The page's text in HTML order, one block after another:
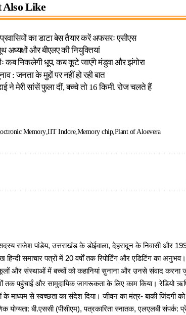
Also Like
का डाटा बेस तैयार करें अफसरः एसीएस
अध्यक्षों और बीएलए की नियुक्तियां
कब निकलेगी धूप, कब कूटे जाएंगे मंडुवा और झंगोरा
: जनता के मुद्दों पर नहीं हो रही बात
ने मेरी सांसें फुला दीं, बच्चे तो 16 किमी. रोज चलते हैं
Memory IIT Indore Memory chip Plant of Aloevera
राजेश पांडेय, उत्तराखंड के डोईवाला, देहरादून के निवासी और
समाचार पत्रों में 20 वर्षों तक रिपोर्टिंग और एडिटिंग का
और संस्थाओं में बच्चों को कहानियां सुनाना और उनसे संवाद करना
तक पहुंचाईं और सामुदायिक जागरूकता के लिए काम किया। रेडियो
के माध्यम से स्वच्छता का संदेश दिया। जीवन का मंत्र- बाकी जिंदगी
योग्यता: बी.एससी (पीसीएम), पत्रकारिता स्नातक, एलएलबी संपर्क: